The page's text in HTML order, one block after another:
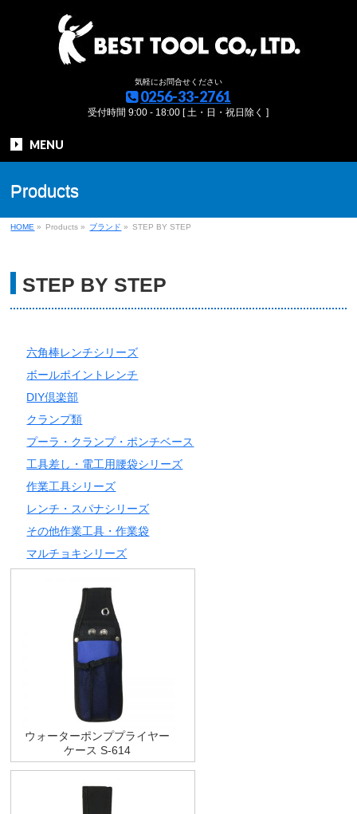
気軽にお問合せください
0256-33-2761
受付時間 9:00 - 18:00 [ 土・日・祝日除く ]
MENU
Products
HOME » Products » ブランド » STEP BY STEP
STEP BY STEP
六角棒レンチシリーズ
ボールポイントレンチ
DIY倶楽部
クランプ類
プーラ・クランプ・ポンチベース
工具差し・電工用腰袋シリーズ
作業工具シリーズ
レンチ・スパナシリーズ
その他作業工具・作業袋
マルチョキシリーズ
ウォーターポンププライヤー
ケース S-614